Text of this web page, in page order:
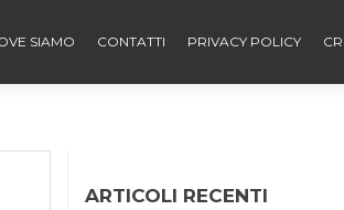
SIAMO CONTATTI PRIVACY POLICY
ARTICOLI RECENTI